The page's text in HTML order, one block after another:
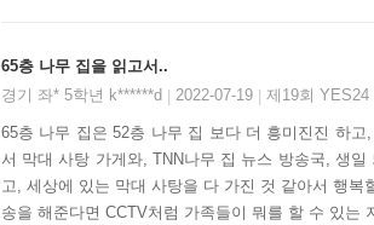
65층 나무 집을 읽고서..
경기 좌* 5학년 k******d
2022-07-19 제19회
65층 나무 집은 52층 나무 집 보다 더 흥미진진 하
서 막대 사탕 가게와, TNN나무 집 뉴스 방송국, 생
고, 세상에 있는 막대 사탕을 다 가진 것 같아서 행
송을 해준다면 CCTV처럼 가족들이 뭐를 할 수 있